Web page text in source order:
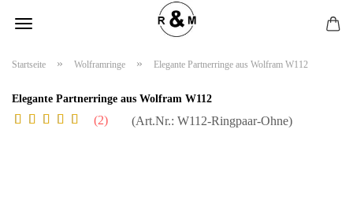
Startseite » Wolframringe » Elegante Partnerringe aus Wolfram W112
Elegante Partnerringe aus Wolfram W112
2 (Art.Nr.: W112-Ringpaar-Ohne)